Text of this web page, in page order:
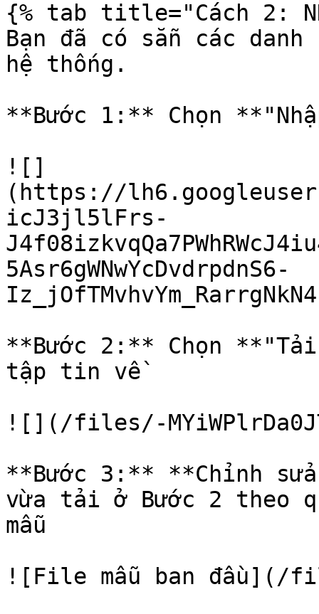
{% tab title="Cách 2:
Bạn đã có sẵn các danh
hệ thống.
**Bước 1:** Chọn
![]
(https://
icJ3jl5lFrs-
5Asr6gWNwYcDvdrpdnS6-
**Bước 2:** Chọn
tập tin về
![](/files/-
**Bước 3:** **Chỉnh
vừa tải ở Bước 2 theo
mẫu
![File mẫu ban đầu](/